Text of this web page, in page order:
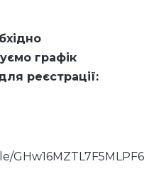
графік
реєстрації:
GHw16MZTL7F5MLPF6